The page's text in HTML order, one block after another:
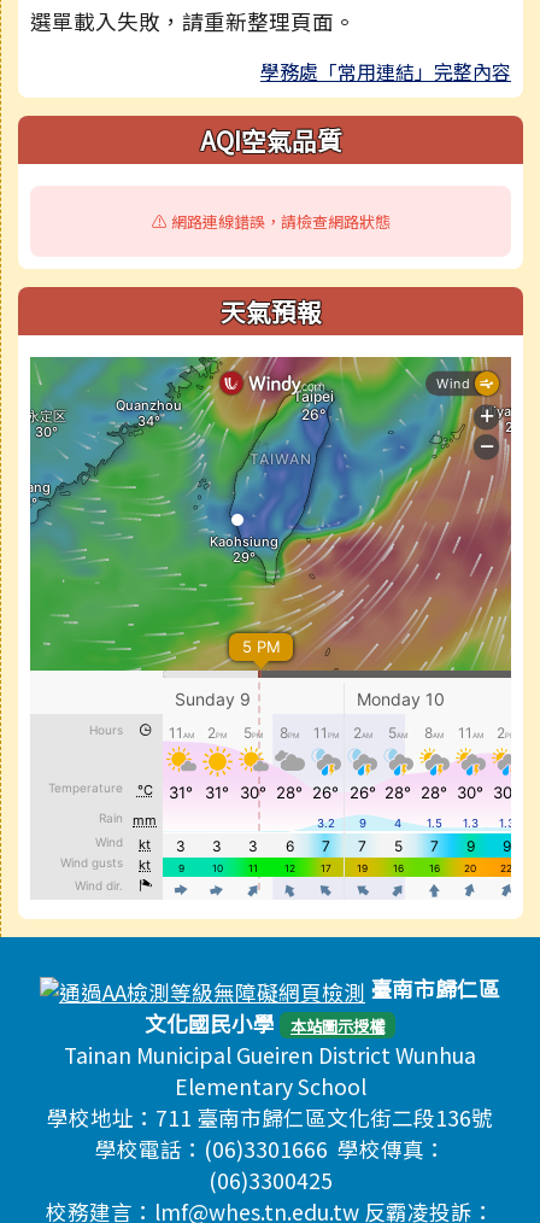
選單載入失敗，請重新整理頁面。
學務處「常用連結」完整內容
AQI空氣品質
⚠️ 網路連線錯誤，請檢查網路狀態
天氣預報
頁尾區域內容
臺南市歸仁區
文化國民小學 本站圖示授權
Tainan Municipal Gueiren District Wunhua
Elementary School
學校地址：711 臺南市歸仁區文化街二段136號
學校電話：(06)3301666 學校傳真：
(06)3300425
校務建言：lmf@whes.tn.edu.tw 反霸凌投訴：